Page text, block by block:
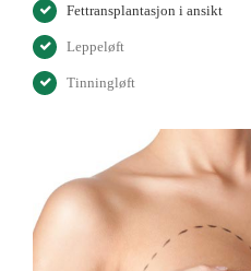
Fettransplantasjon i ansikt
Leppeløft
Tinningløft